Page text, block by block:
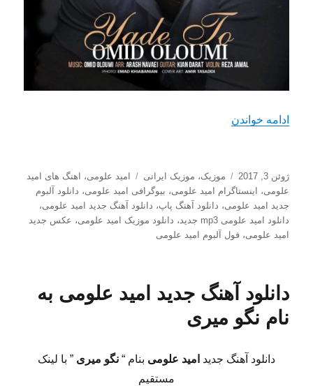
ادامه خواندن
ارسال
شده
در
ژوئن 3, 2017 دسته‌ها
موزیک، موزیک ایرانی برچسب‌ها
امید علومی،
اهنگ های امید
علومی، اینستاگرام امید علومی، بیوگرافی امید علومی، دانلود آلبوم
جدید امید علومی، دانلود آهنگ پاپ، دانلود آهنگ جدید امید علومی،
دانلود امید علومی mp3 جدید
، دانلود موزیک امید علومی، عکس جدید
امید علومی،فول آلبوم امید علومی
دانلود آهنگ جدید امید علومی به
نام نگو میری
دانلود آهنگ جدید امید علومی بنام “ نگو میری ” با لینک
مستقیم